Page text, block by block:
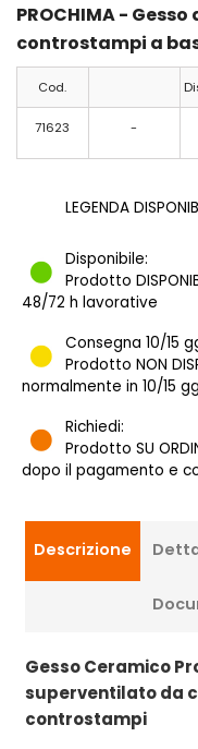
PROCHIMA -
controstampi a
Cod.
71623 -
LEGENDA
Disponibile:
Prodotto
48/72 h lavorative
Consegna 10/15
Prodotto NON
normalmente in 10/15
Richiedi:
Prodotto SU
dopo il pagamento e
Descrizione
Gesso Ceramico
superventilato da
controstampi